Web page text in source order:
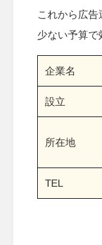
これから広
少ない予算で
企業名
設立
所在地
TEL